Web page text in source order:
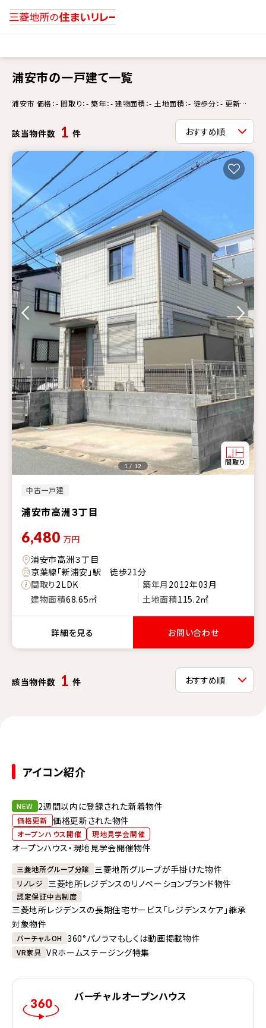
浦安市の一戸建て一覧
浦安市 価格：- 間取り：- 築年：- 建物面積：- 土地面積：- 徒歩分：- 更新情
該当物件数 1 件
中古一戸建
浦安市高洲３丁目
1 / 12
6,480 万円
浦安市高洲３丁目
京葉線「新浦安」駅 徒歩21分
間取り2LDK 築年月 2012年03月
建物面積68.65㎡ 土地面積115.2㎡
詳細を見る お問い合わせ
該当物件数 1 件
アイコン紹介
NEW 2週間以内に登録された新着物件
価格更新 価格更新された物件
オープンハウス開催 現地見学会開催
オープンハウス・現地見学会開催物件
三菱地所グループ分譲 三菱地所グループが手掛けた物件
リノレジ 三菱地所レジデンスのリノベーションブランド物件
認定保証中古制度
三菱地所レジデンスの長期住宅サービス「レジデンスケア」継承
対象物件
バーチャルOH 360°パノラマもしくは動画掲載物件
VR家具 VRホームステージング特集
バーチャルオープンハウス